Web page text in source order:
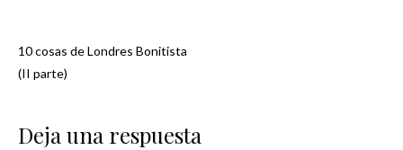
Navegación
10 cosas de Londres Bonitista
(II parte)
Deja una respuesta